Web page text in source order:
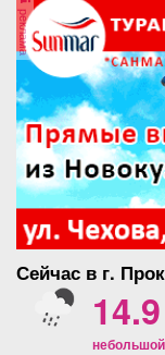
реклама
Сейчас в г.